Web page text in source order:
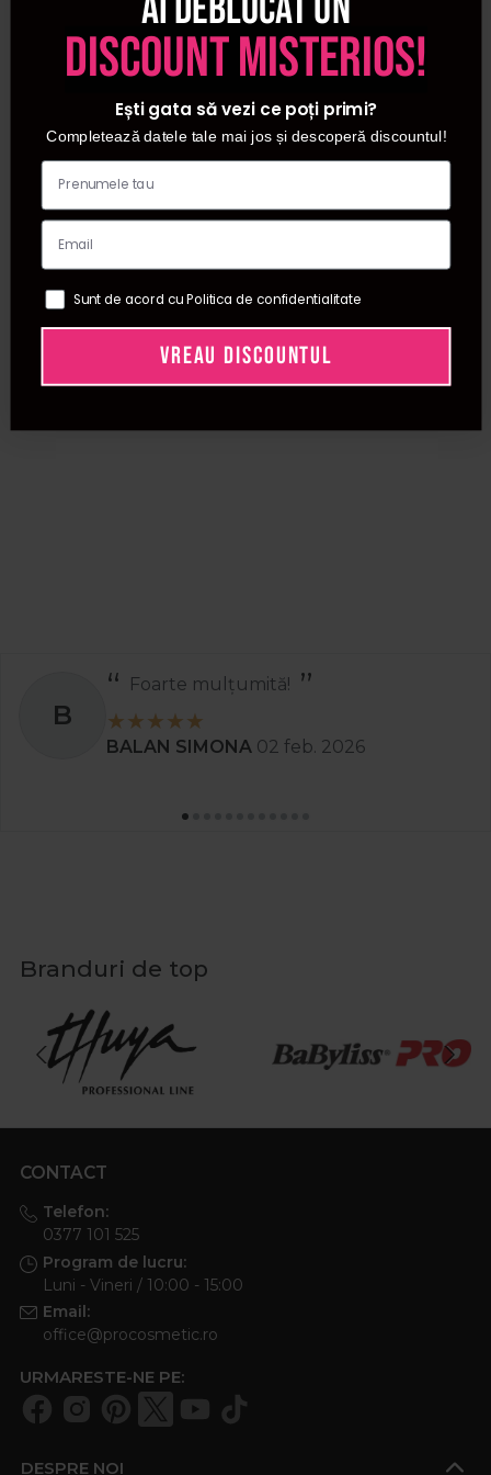
B
Foarte mulțumită!
BALAN SIMONA 02 feb. 2026
Branduri de top
CONTACT
Telefon:
0377 101 525
Program de lucru:
Luni - Vineri / 10:00 - 15:00
Email:
office@procosmetic.ro
URMARESTE-NE PE:
DESPRE NOI
discount misterios!
Ești gata să vezi ce poți primi?
Completează datele tale mai jos și descoperă discountul!
Sunt de acord cu Politica de confidentialitate
VREAU DISCOUNTUL